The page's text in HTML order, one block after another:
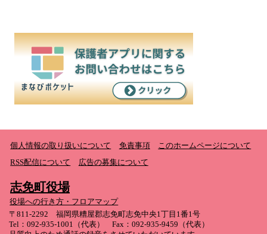
個人情報の取り扱いについて 免責事項
このホームページについて
RSS配信について
広告の募集について
志免町役場
役場への行き方・フロアマップ
〒811-2292 福岡県糟屋郡志免町志免中央1丁目1番1号
Tel：092-935-1001（代表） Fax：092-935-9459（代表）